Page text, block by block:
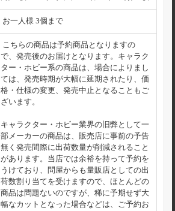
お一人様 3個まで
こちらの商品は予約商品となりますの
で、発売後のお届けとなります。キャラク
ター・ホビー系の商品は、場合によりまし
ては、発売時期が大幅に延期されたり、価
格・仕様の変更、発売中止となることもご
ざいます。
キャラクター・ホビー業界の旧弊として一
部メーカーの商品は、販売店に事前の予告
無く発売間際に出荷数量が削減されること
があります。当店では余裕を持って予約を
うけており、問屋からも量販店としての出
荷数割り当てを受けますので、ほとんどの
商品は問題ないのですが、稀に予期せず大
幅なカットとなった場合などは、ご予約お